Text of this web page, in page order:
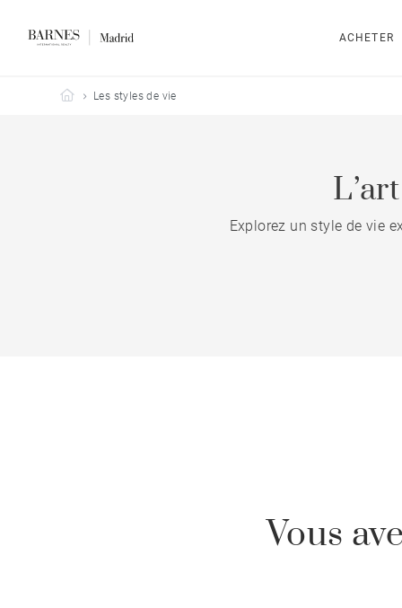
ACHETER
Barnes Madrid
Les styles de vie
Explorez un style de vie
Vous